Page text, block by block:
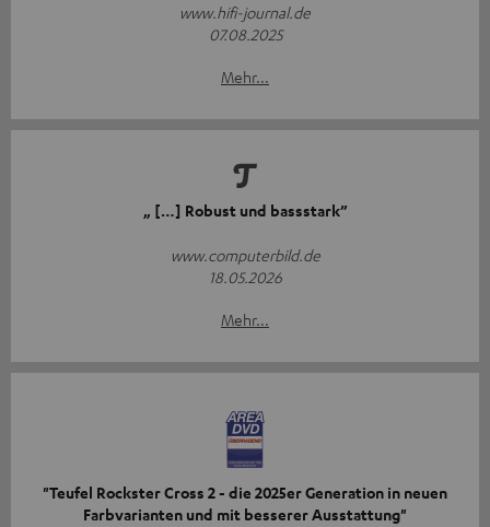
www.hifi-journal.de
07.08.2025
Mehr...
„ […] Robust und bassstark”
www.computerbild.de
18.05.2026
Mehr...
"Teufel Rockster Cross 2 - die 2025er Generation in neuen
Farbvarianten und mit besserer Ausstattung"